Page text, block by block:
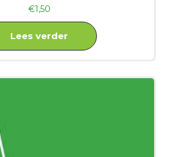
€1,50
Lees verder